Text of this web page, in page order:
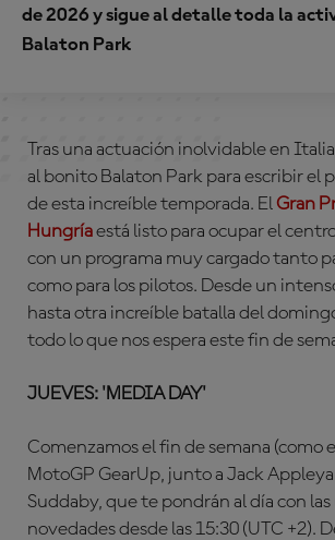
de 2026 y sigue al detalle toda la
Balaton Park
Tras una actuación inolvidable en
al bonito Balaton Park para escribir el
de esta increíble temporada. ElGran
Hungríaestá listo para ocupar el
con un programa muy cargado tanto
como para los pilotos. Desde un
hasta otra increíble batalla del
todo lo que nos espera este fin de
JUEVES: 'MEDIA DAY'
Comenzamos el fin de semana (como
MotoGP GearUp, junto a Jack
Suddaby, que te pondrán al día con
novedades desde las 15:30 (UTC +2).